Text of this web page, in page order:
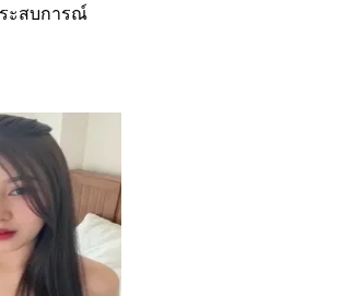
ะสบการณ์